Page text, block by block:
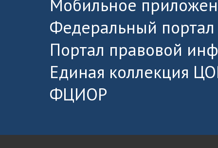
Мобильное
Федеральный портал
Портал правовой
Единая коллекция
ФЦИОР